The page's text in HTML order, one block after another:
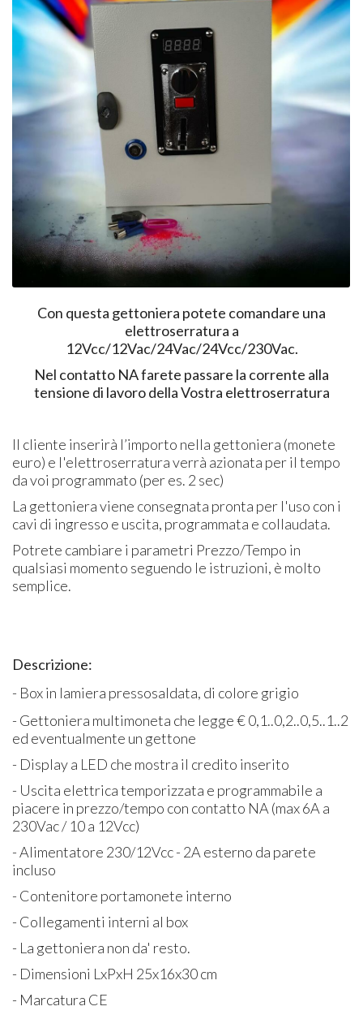
Con questa gettoniera potete comandare una
elettroserratura a
12Vcc/12Vac/24Vac/24Vcc/230Vac.
Nel contatto NA farete passare la corrente alla
tensione di lavoro della Vostra elettroserratura
Il cliente inserirà l’importo nella gettoniera (monete
euro) e l'elettroserratura verrà azionata per il tempo
da voi programmato (per es. 2 sec)
La gettoniera viene consegnata pronta per l'uso con i
cavi di ingresso e uscita, programmata e collaudata.
Potrete cambiare i parametri Prezzo/Tempo in
qualsiasi momento seguendo le istruzioni, è molto
semplice.
Descrizione:
- Box in lamiera pressosaldata, di colore grigio
- Gettoniera multimoneta che legge € 0,1..0,2..0,5..1..2
ed eventualmente un gettone
- Display a LED che mostra il credito inserito
- Uscita elettrica temporizzata e programmabile a
piacere in prezzo/tempo con contatto NA (max 6A a
230Vac / 10 a 12Vcc)
- Alimentatore 230/12Vcc - 2A esterno da parete
incluso
- Contenitore portamonete interno
- Collegamenti interni al box
- La gettoniera non da' resto.
- Dimensioni LxPxH 25x16x30 cm
- Marcatura CE